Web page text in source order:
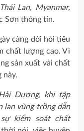
Lan, Myanmar,
Sơn thông tin.
càng đòi hỏi tiêu
chất lượng cao. Vì
sản xuất vải chất
này.
Dương, khi tập
lan vùng trồng dẫn
kiểm soát chất